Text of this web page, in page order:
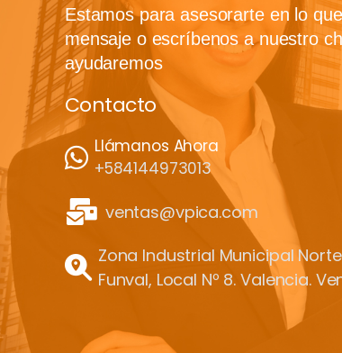
Estamos para asesorarte en lo
mensaje o escríbenos a nuestro
ayudaremos
Contacto
Llámanos Ahora
+584144973013
ventas@vpica.com
Zona Industrial Municipal
Funval, Local Nº 8. Valencia.